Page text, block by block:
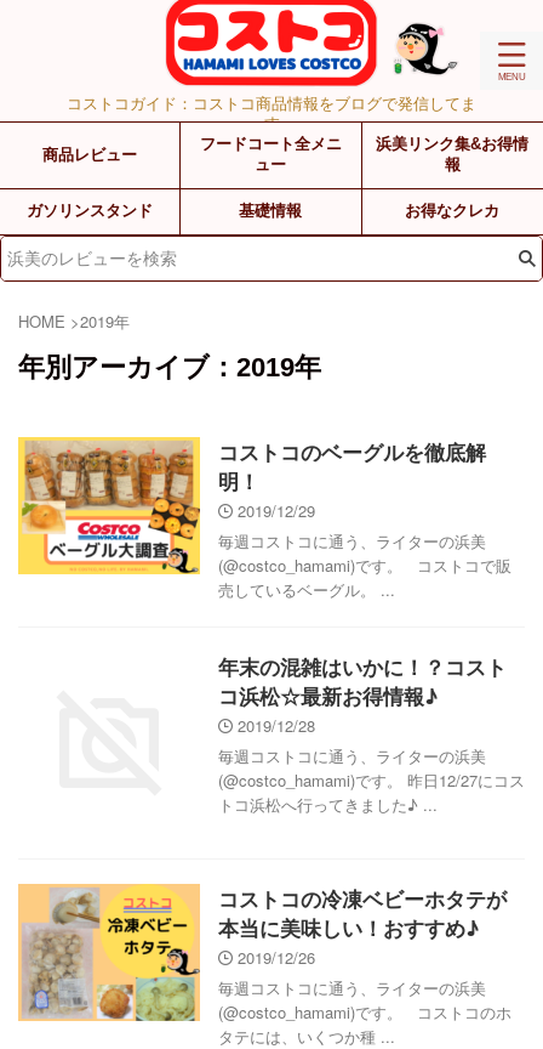
コストコガイド：コストコ商品情報をブログで発信してま
す
商品レビュー
フードコート全メニ
ュー
浜美リンク集&お得情
報
ガソリンスタンド 基礎情報 お得なクレカ
HOME >2019年
年別アーカイブ：2019年
コストコのベーグルを徹底解
明！
2019/12/29
毎週コストコに通う、ライターの浜美
(@costco_hamami)です。 コストコで販
売しているベーグル。 ...
年末の混雑はいかに！？コスト
コ浜松☆最新お得情報♪
2019/12/28
毎週コストコに通う、ライターの浜美
(@costco_hamami)です。 昨日12/27にコス
トコ浜松へ行ってきました♪ ...
コストコの冷凍ベビーホタテが
本当に美味しい！おすすめ♪
2019/12/26
毎週コストコに通う、ライターの浜美
(@costco_hamami)です。 コストコのホ
タテには、いくつか種 ...